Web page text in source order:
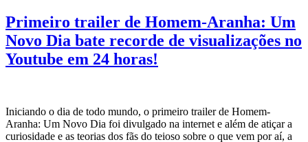
Primeiro trailer de Homem-Aranha: Um
Novo Dia bate recorde de visualizações no
Youtube em 24 horas!
Iniciando o dia de todo mundo, o primeiro trailer de Homem-
Aranha: Um Novo Dia foi divulgado na internet e além de atiçar a
curiosidade e as teorias dos fãs do teioso sobre o que vem por aí, a